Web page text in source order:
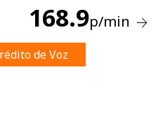
No se ha creado una contraseña
168.9p/min
de Voz